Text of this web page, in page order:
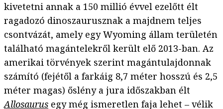
kivetetni annak a 150 millió évvel ezelőtt élt
ragadozó dinoszaurusznak a majdnem teljes
csontvázát, amely egy Wyoming állam területén
található magántelekről került elő 2013-ban. Az
amerikai törvények szerint magántulajdonnak
számító (fejétől a farkáig 8,7 méter hosszú és 2,5
méter magas) őslény a jura időszakban élt
Allosaurus egy még ismeretlen faja lehet – vélik